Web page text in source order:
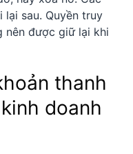
sau. Quyền truy
nên được giữ lại khi
thanh
doanh